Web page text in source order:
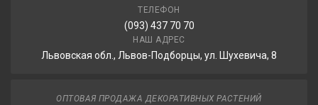
ТЕЛЕФОН
(093) 437 70 70
НАШ АДРЕС
Львовская обл., Львов-Подборцы, ул. Шухевича, 8
ОПТОВАЯ ПРОДАЖА ДЕКОРАТИВНЫХ РАСТЕНИЙ